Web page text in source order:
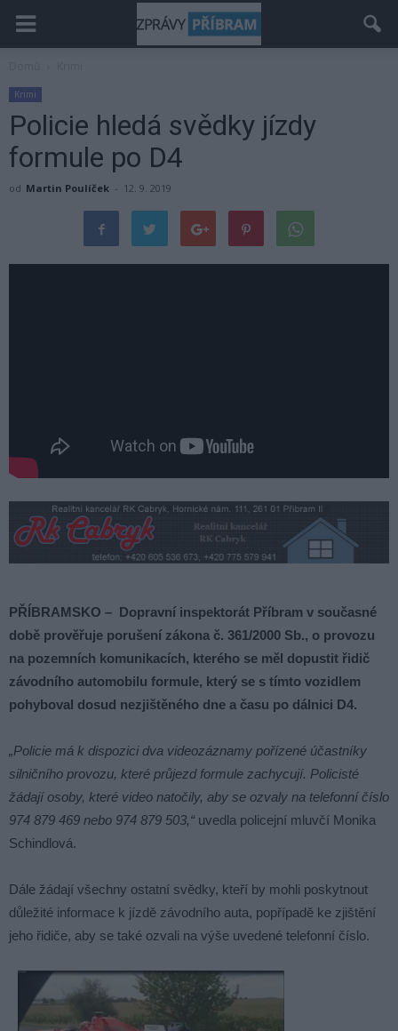
Krimi
Policie hledá svědky jízdy
formule po D4
od Martin Poulíček - 12. 9. 2019
PŘÍBRAMSKO – Dopravní inspektorát Příbram v současné
době prověřuje porušení zákona č. 361/2000 Sb., o provozu
na pozemních komunikacích, kterého se měl dopustit řidič
závodního automobilu formule, který se s tímto vozidlem
pohyboval dosud nezjištěného dne a času po dálnici D4.
„Policie má k dispozici dva videozáznamy pořízené účastníky
silničního provozu, které průjezd formule zachycují. Policisté
žádají osoby, které video natočily, aby se ozvaly na telefonní číslo
974 879 469 nebo 974 879 503,“ uvedla policejní mluvčí Monika
Schindlová.
Dále žádají všechny ostatní svědky, kteří by mohli poskytnout
důležité informace k jízdě závodního auta, popřípadě ke zjištění
jeho řidiče, aby se také ozvali na výše uvedené telefonní číslo.